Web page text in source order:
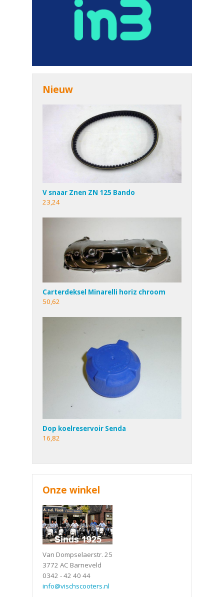
Nieuw
V snaar Znen ZN 125 Bando
23,24
Carterdeksel Minarelli horiz chroom
50,62
Dop koelreservoir Senda
16,82
Onze winkel
Van Dompselaerstr. 25
3772 AC Barneveld
0342 - 42 40 44
info@vischscooters.nl